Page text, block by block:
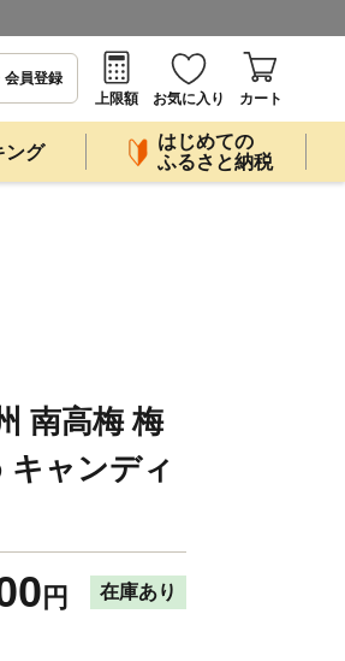
会員登録
上限額
お気に入り カート
ング
はじめての
ふるさと納税
南高梅 梅
ャンディ
円 在庫あり